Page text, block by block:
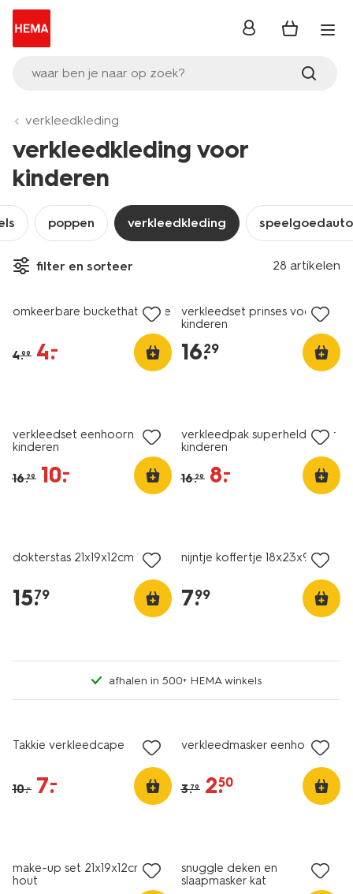
waar ben je naar op zoek?
inloggen
verkleedkleding
verkleedkleding voor
kinderen
poppen verkleedkleding
filter en sorteer 28 artikelen
sale
omkeerbare buckethat Pride
4.99 4.
–
verkleedset prinses voor
kinderen
16.
29
verkleedset eenhoorn voor
kinderen
16.29 10.
–
verkleedpak superheld voor
kinderen
16.29 8.
–
dokterstas 21x19x12cm hout
15.
79
nijntje koffertje 18x23x9.5
7.
99
afhalen in 500+ HEMA winkels
Takkie verkleedcape
10.– 7.
–
verkleedmasker eenhoorn
3.79 2.
50
make-up set 21x19x12cm
hout
snuggle deken en
slaapmasker kat